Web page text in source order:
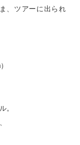
、ツアーに出られ
。